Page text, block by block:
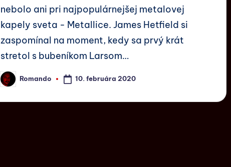
nebolo ani pri najpopulárnejšej metalovej
kapely sveta - Metallice. James Hetfield si
zaspomínal na moment, kedy sa prvý krát
stretol s bubeníkom Larsom…
Romando 10. februára 2020